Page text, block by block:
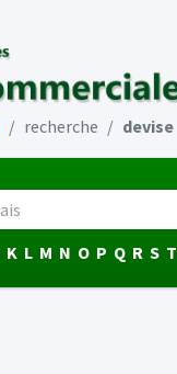
recherche devise
K L M N O P Q R S T